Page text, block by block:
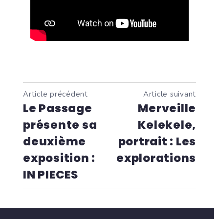
Article précédent
Le Passage
présente sa
deuxième
exposition :
IN PIECES
Article suivant
Merveille
Kelekele,
portrait : Les
explorations